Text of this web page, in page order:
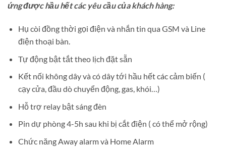
ứng được hầu hết các yêu cầu của khách hàng:
Hụ còi đồng thời gọi điện và nhắn tin qua GSM và Line
điện thoại bàn.
Tự động bật tắt theo lịch đặt sẵn
Kết nối không dây và có dây tới hầu hết các cảm biến (
cạy cửa, đầu dò chuyển động, gas, khói…)
Hỗ trợ relay bật sáng đèn
Pin dự phòng 4-5h sau khi bị cắt điện ( có thể mở rộng)
Chức năng Away alarm và Home Alarm